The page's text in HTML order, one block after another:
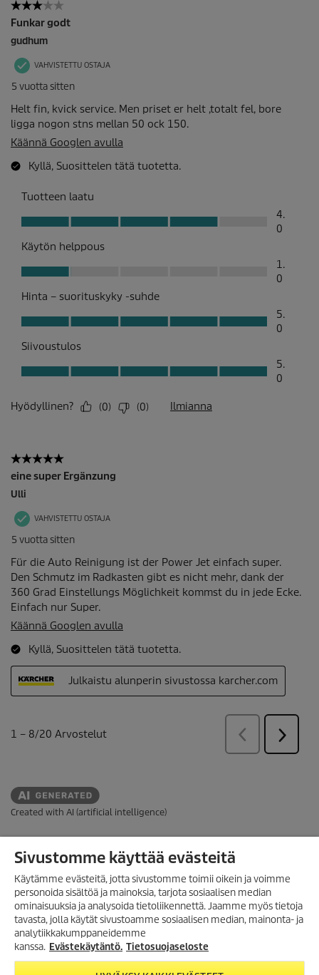
Created with AI (artificial intelligence)
VERKKOKAUPPA
MAKSUTAVAT
ASIAKASPALVELU
LISÄTIETOA
SUOMEN TOIMISTO
Sivustomme käyttää evästeitä
Käytämme evästeitä, jotta sivustomme toimii oikein ja voimme
personoida sisältöä ja mainoksia, tarjota sosiaalisen median
ominaisuuksia ja analysoida tietoliikennettä. Jaamme myös tietoja
tavasta, jolla käytät sivustoamme sosiaalisen median, mainonta- ja
analytiikkakumppaneidemme
kanssa. Evästekäytäntö. Tietosuojaseloste